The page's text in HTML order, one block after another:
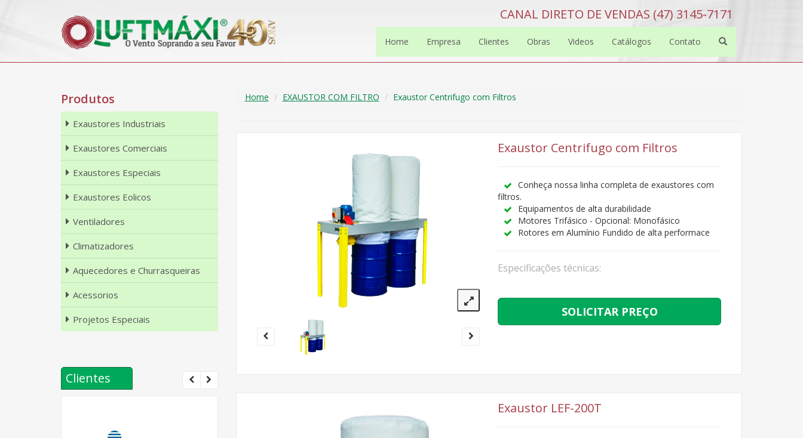
CANAL DIRETO DE VENDAS (47) 3145-7171
Home Empresa Clientes Obras Videos Catálogos Contato
Home EXAUSTOR COM FILTRO Exaustor Centrifugo com Filtros
Exaustor Centrifugo com Filtros
Conheça nossa linha completa de exaustores com
filtros.
Equipamentos de alta durabilidade
Motores Trifásico - Opcional: Monofásico
Rotores em Alumínio Fundido de alta performace
Especificações técnicas:
SOLICITAR PREÇO
Exaustor LEF-200T
Produtos
Exaustores Industriais
Exaustores Comerciais
Exaustores Especiais
Exaustores Eolicos
Ventiladores
Climatizadores
Aquecedores e Churrasqueiras
Acessorios
Projetos Especiais
Clientes